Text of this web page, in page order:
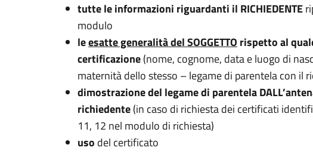
tutte le informazioni riguardanti il RICHIEDENTE
modulo
leesatte generalità del SOGGETTO rispetto al
certificazione(nome, cognome, data e luogo di
maternità dello stesso – legame di parentela con il
dimostrazione del legame di parentela
richiedente(in caso di richiesta dei certificati
11, 12 nel modulo di richiesta)
uso del certificato